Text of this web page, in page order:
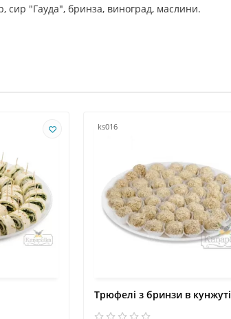
сир "Гауда", бринза, виноград, маслини.
ks016
Трюфелі з бринзи в кунжуті